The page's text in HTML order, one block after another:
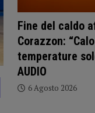
Fine del caldo
Corazzon:
temperature
AUDIO
6 Agosto 2026